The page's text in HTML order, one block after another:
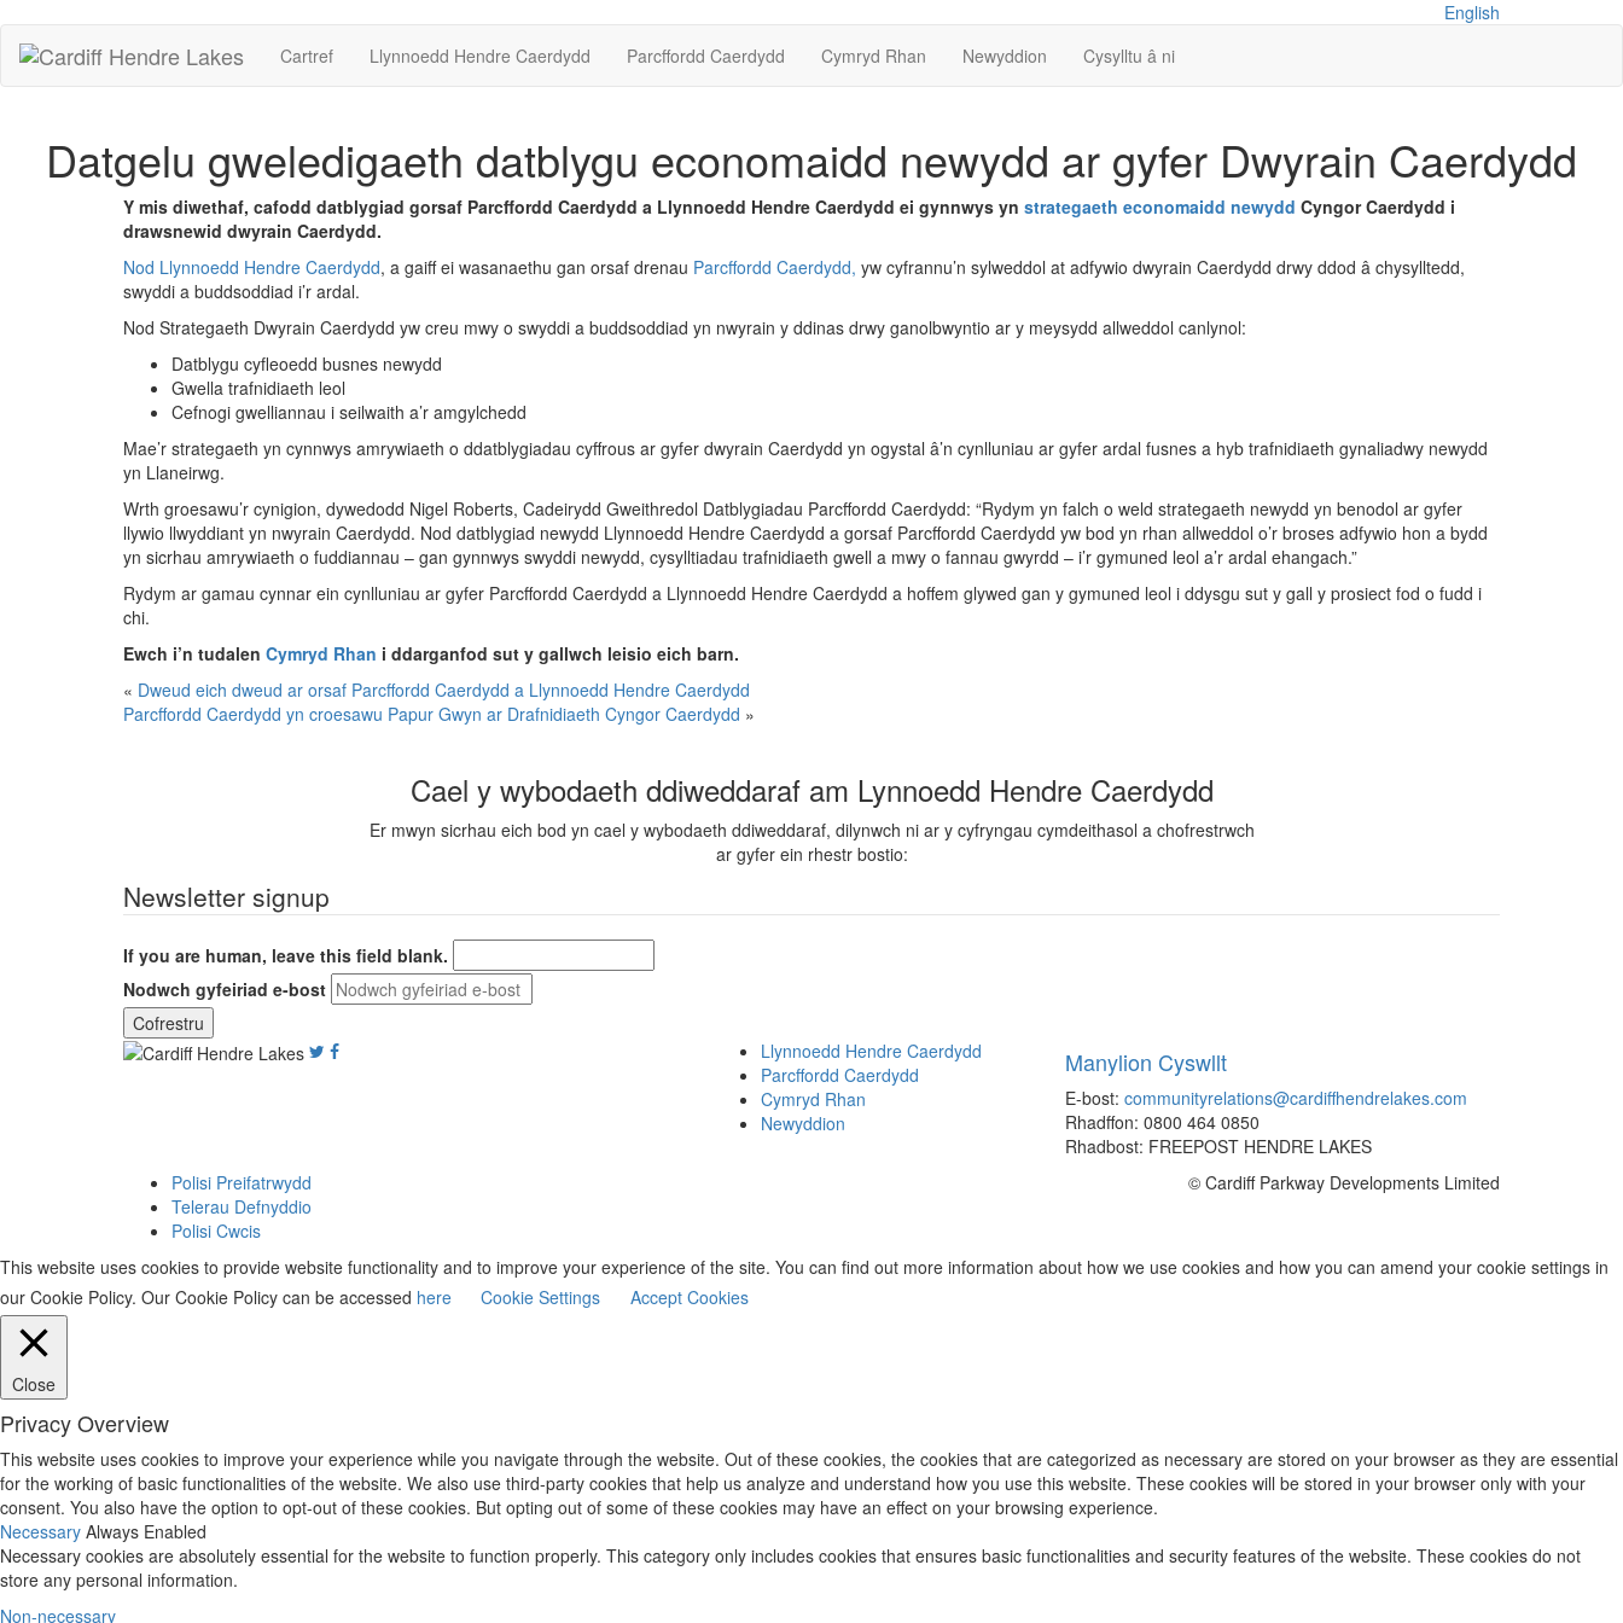
English
Cartref
Llynnoedd Hendre Caerdydd Parcffordd Caerdydd Cymryd Rhan Newyddion Cysylltu â ni
Datgelu gweledigaeth datblygu economaidd newydd ar gyfer Dwyrain Caerdydd
Y mis diwethaf, cafodd datblygiad gorsaf Parcffordd Caerdydd a Llynnoedd Hendre Caerdydd ei gynnwys yn strategaeth economaidd newydd Cyngor Caerdydd i
drawsnewid dwyrain Caerdydd.
Nod Llynnoedd Hendre Caerdydd, a gaiff ei wasanaethu gan orsaf drenau Parcffordd Caerdydd, yw cyfrannu’n sylweddol at adfywio dwyrain Caerdydd drwy ddod â chysylltedd,
swyddi a buddsoddiad i’r ardal.
Nod Strategaeth Dwyrain Caerdydd yw creu mwy o swyddi a buddsoddiad yn nwyrain y ddinas drwy ganolbwyntio ar y meysydd allweddol canlynol:
Datblygu cyfleoedd busnes newydd
Gwella trafnidiaeth leol
Cefnogi gwelliannau i seilwaith a’r amgylchedd
Mae’r strategaeth yn cynnwys amrywiaeth o ddatblygiadau cyffrous ar gyfer dwyrain Caerdydd yn ogystal â’n cynlluniau ar gyfer ardal fusnes a hyb trafnidiaeth gynaliadwy newydd
yn Llaneirwg.
Wrth groesawu’r cynigion, dywedodd Nigel Roberts, Cadeirydd Gweithredol Datblygiadau Parcffordd Caerdydd: “Rydym yn falch o weld strategaeth newydd yn benodol ar gyfer
llywio llwyddiant yn nwyrain Caerdydd. Nod datblygiad newydd Llynnoedd Hendre Caerdydd a gorsaf Parcffordd Caerdydd yw bod yn rhan allweddol o’r broses adfywio hon a bydd
yn sicrhau amrywiaeth o fuddiannau – gan gynnwys swyddi newydd, cysylltiadau trafnidiaeth gwell a mwy o fannau gwyrdd – i’r gymuned leol a’r ardal ehangach.”
Rydym ar gamau cynnar ein cynlluniau ar gyfer Parcffordd Caerdydd a Llynnoedd Hendre Caerdydd a hoffem glywed gan y gymuned leol i ddysgu sut y gall y prosiect fod o fudd i
chi.
Ewch i’n tudalen Cymryd Rhan i ddarganfod sut y gallwch leisio eich barn.
« Dweud eich dweud ar orsaf Parcffordd Caerdydd a Llynnoedd Hendre Caerdydd
Parcffordd Caerdydd yn croesawu Papur Gwyn ar Drafnidiaeth Cyngor Caerdydd »
Cael y wybodaeth ddiweddaraf am Lynnoedd Hendre Caerdydd
Er mwyn sicrhau eich bod yn cael y wybodaeth ddiweddaraf, dilynwch ni ar y cyfryngau cymdeithasol a chofrestrwch
ar gyfer ein rhestr bostio:
Newsletter signup
If you are human, leave this field blank.
Nodwch gyfeiriad e-bost
Cofrestru
Llynnoedd Hendre Caerdydd
Parcffordd Caerdydd
Cymryd Rhan
Newyddion
Manylion Cyswllt
E-bost: communityrelations@cardiffhendrelakes.com
Rhadffon: 0800 464 0850
Rhadbost: FREEPOST HENDRE LAKES
Polisi Preifatrwydd
Telerau Defnyddio
Polisi Cwcis
© Cardiff Parkway Developments Limited
This website uses cookies to provide website functionality and to improve your experience of the site. You can find out more information about how we use cookies and how you can amend your cookie settings in
our Cookie Policy. Our Cookie Policy can be accessed here Cookie Settings Accept Cookies
Close
Privacy Overview
This website uses cookies to improve your experience while you navigate through the website. Out of these cookies, the cookies that are categorized as necessary are stored on your browser as they are essential
for the working of basic functionalities of the website. We also use third-party cookies that help us analyze and understand how you use this website. These cookies will be stored in your browser only with your
consent. You also have the option to opt-out of these cookies. But opting out of some of these cookies may have an effect on your browsing experience.
Necessary Always Enabled
Necessary cookies are absolutely essential for the website to function properly. This category only includes cookies that ensures basic functionalities and security features of the website. These cookies do not
store any personal information.
Non-necessary